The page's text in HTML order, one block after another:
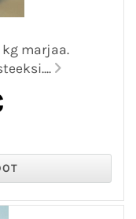
marjaa.